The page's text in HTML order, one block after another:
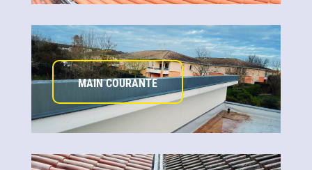
MAIN COURANTE